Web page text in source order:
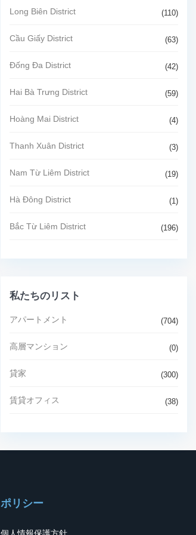
Long Biên District (110)
Cầu Giấy District (63)
Đống Đa District (42)
Hai Bà Trưng District (59)
Hoàng Mai District (4)
Thanh Xuân District (3)
Nam Từ Liêm District (19)
Hà Đông District (1)
Bắc Từ Liêm District (196)
私たちのリスト
アパートメント (704)
高層マンション (0)
貸家 (300)
賃貸オフィス (38)
ポリシー
個人情報保護方針